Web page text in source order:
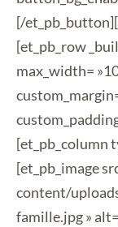
[/
[et_pb_row
max_width=
[et_pb_column
[et_pb_image
content/
famille.jpg »